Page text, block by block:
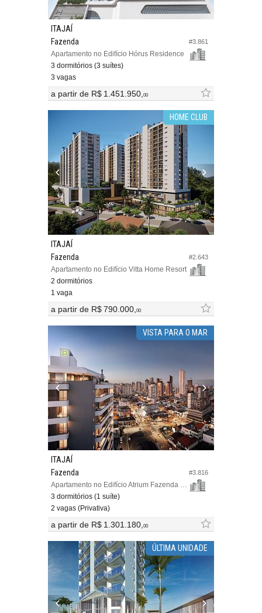
#3.861
ITAJAÍ
Fazenda
Apartamento no Edifício Hórus Residence
3 dormitórios (3 suítes)
3 vagas
a partir de R$ 1.451.950,00
HOME CLUB
#2.643
ITAJAÍ
Fazenda
Apartamento no Edifício Vitta Home Resort
2 dormitórios
1 vaga
a partir de R$ 790.000,00
VISTA PARA O MAR
#3.816
ITAJAÍ
Fazenda
Apartamento no Edifício Atrium Fazenda Residence
3 dormitórios (1 suíte)
2 vagas (Privativa)
a partir de R$ 1.301.180,00
ÚLTIMA UNIDADE